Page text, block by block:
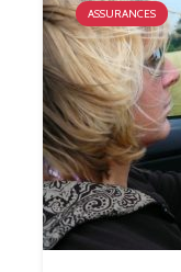
ASSURANCES